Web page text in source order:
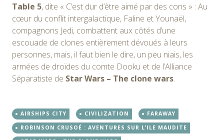
Table 5, dite « C’est dur d’être aimé par des cons » : Au
cœur du conflit intergalactique, Faline et Younaël,
compagnons Jedi, combattent aux côtés d’une
escouade de clones entièrement dévoués à leurs
personnes, mais, il faut bien le dire, un peu niais, les
armées de droïdes du comte Dooku et de l’Alliance
Séparatiste de Star Wars – The clone wars.
AIRSHIPS CITY CIVILIZATION
FARAWAY
ROBINSON CRUSOÉ : AVENTURES SUR L’ILE MAUDITE